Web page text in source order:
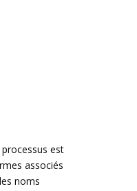
est
associés
noms